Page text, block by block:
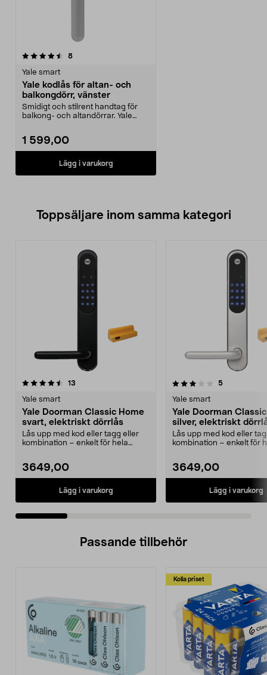
8recensioner
Yale smart
Yale kodlås för altan- och
balkongdörr, vänster
Smidigt och stilrent handtag för
balkong- och altandörrar. Yale
1 599,00
Lägg i varukorg
Toppsäljare inom samma kategori
13
Yale smart
Yale Doorman Classic Home
svart, elektriskt dörrlås
Lås upp med kod eller tagg eller
kombination – enkelt för hela
3649,00
Lägg i varukorg
3.5 av 5 stjärnor 5recensioner
Yale smart
Yale Doorman
silver, elektriskt
Lås upp med kod eller
kombination – enkelt för
3649,00
Lägg i varukorg
4.5 av 5 stjärnor
Passande tillbehör
Kolla priset